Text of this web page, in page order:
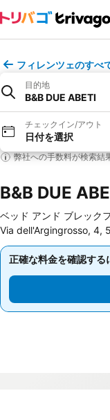
フィレンツェのすべ
目的地
B&B DUE ABETI
チェックイン/アウト
日付を選択
弊社への手数料が検索結
B&B DUE
ベッド アンド ブレック
Via dell'Argingrosso, 4,
正確な料金を確認する
正確な料金を確認する